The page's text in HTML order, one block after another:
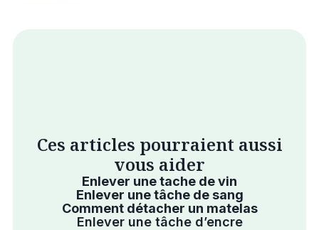
Ces articles pourraient aussi
vous aider
Enlever une tache de vin
Enlever une tâche de sang
Comment détacher un matelas
Enlever une tâche d’encre